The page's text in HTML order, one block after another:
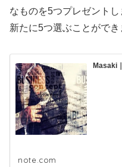
なものを5つプレゼント
新たに5つ選ぶことができ
Masaki
note.com